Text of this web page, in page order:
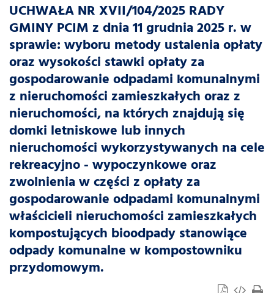
UCHWAŁA NR XVII/104/2025 RADY
GMINY PCIM z dnia 11 grudnia 2025 r. w
sprawie: wyboru metody ustalenia opłaty
oraz wysokości stawki opłaty za
gospodarowanie odpadami komunalnymi
z nieruchomości zamieszkałych oraz z
nieruchomości, na których znajdują się
domki letniskowe lub innych
nieruchomości wykorzystywanych na cele
rekreacyjno - wypoczynkowe oraz
zwolnienia w części z opłaty za
gospodarowanie odpadami komunalnymi
właścicieli nieruchomości zamieszkałych
kompostujących bioodpady stanowiące
odpady komunalne w kompostowniku
przydomowym.